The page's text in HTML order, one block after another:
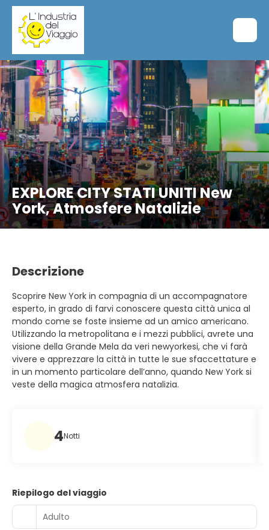
EXPLORE CITY STATI UNITI New
York, Atmosfere Natalizie
Descrizione
Scoprire New York in compagnia di un accompagnatore
esperto, in grado di farvi conoscere questa città unica al
mondo come se foste insieme ad un amico americano.
Utilizzando la metropolitana e i mezzi pubblici, avrete una
visione della Grande Mela da veri newyorkesi, che vi farà
vivere e apprezzare la città in tutte le sue sfaccettature e
in un momento particolare dell’anno, quando New York si
veste della magica atmosfera natalizia.
4Notti
Riepilogo del viaggio
Adulto